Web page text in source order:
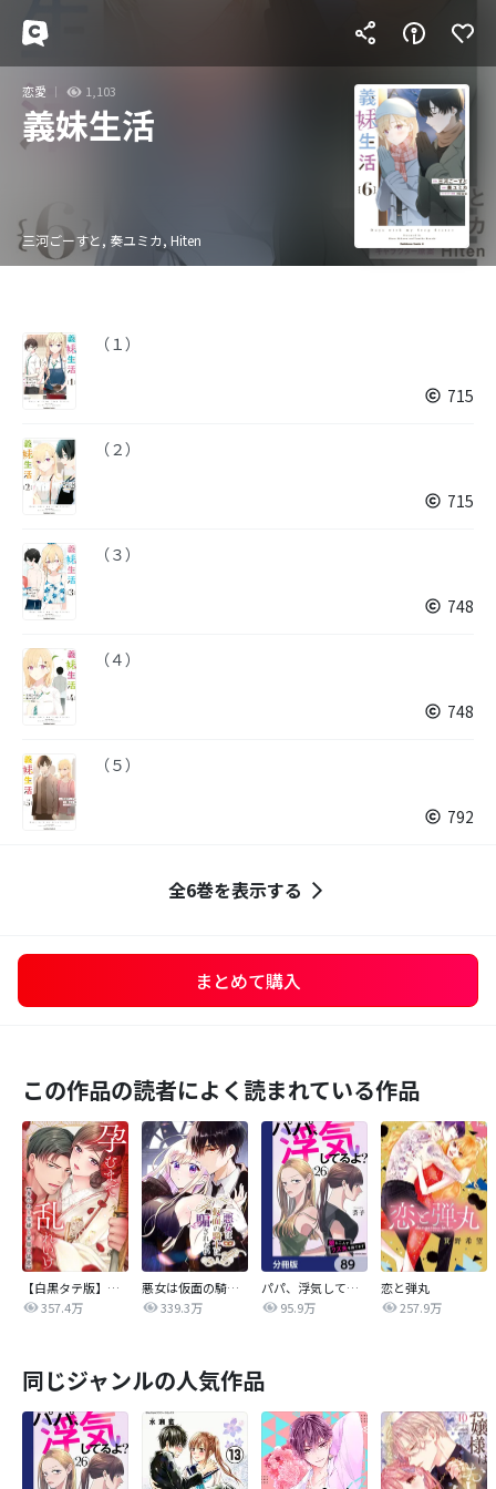
恋愛 1,103
義妹生活
三河ごーすと, 奏ユミカ, Hiten
（１）
715
（２）
715
（３）
748
（４）
748
（５）
792
全6巻を表示する
まとめて購入
この作品の読者によく読まれている作品
【白黒タテ版】孕むまで乱れいけ～身代わり花嫁と軍服の猛愛
357.4万
悪女は仮面の騎士に騙されない
339.3万
パパ、浮気してるよ？娘と二人でクズ夫を捨てます【分冊版】
95.9万
恋と弾丸
257.9万
同じジャンルの人気作品